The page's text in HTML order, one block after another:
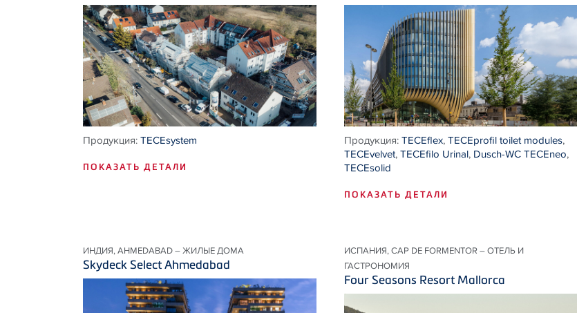
Продукция:TECEsystem
ПОКАЗАТЬ ДЕТАЛИ
Продукция:TECEflex,TECEprofil toilet modules,
TECEvelvet,TECEfilo Urinal, Dusch-WC TECEneo,
TECEsolid
ПОКАЗАТЬ ДЕТАЛИ
ИНДИЯ, AHMEDABAD – ЖИЛЫЕ ДОМА
Skydeck Select Ahmedabad
ИСПАНИЯ, CAP DE FORMENTOR – ОТЕЛЬ И
ГАСТРОНОМИЯ
Four Seasons Resort Mallorca